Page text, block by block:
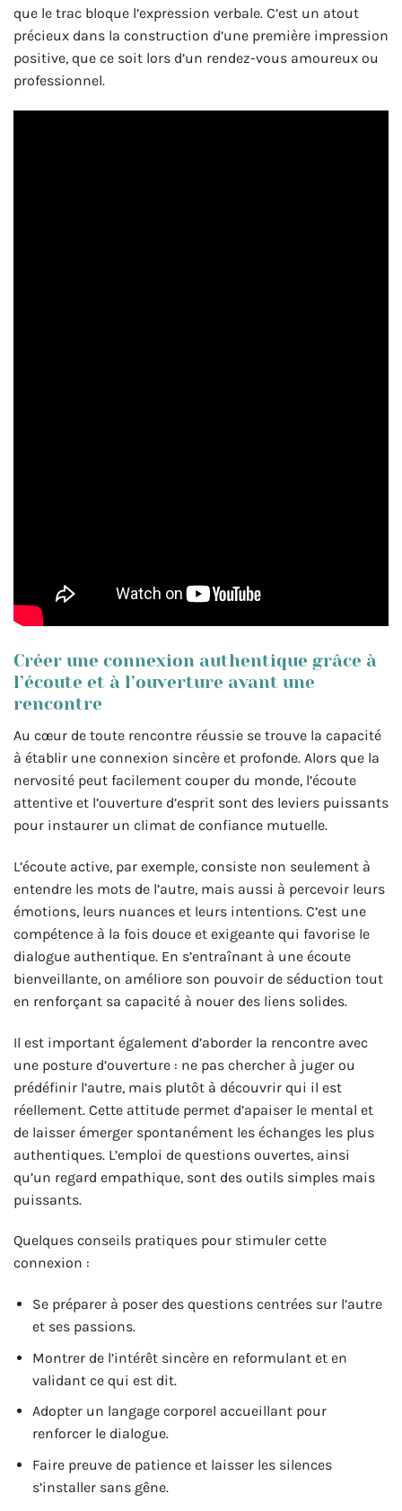
que le trac bloque l’expression verbale. C’est un atout
précieux dans la construction d’une première impression
positive, que ce soit lors d’un rendez-vous amoureux ou
professionnel.
Créer une connexion authentique grâce à
l’écoute et à l’ouverture avant une
rencontre
Au cœur de toute rencontre réussie se trouve la capacité
à établir une connexion sincère et profonde. Alors que la
nervosité peut facilement couper du monde, l’écoute
attentive et l’ouverture d’esprit sont des leviers puissants
pour instaurer un climat de confiance mutuelle.
L’écoute active, par exemple, consiste non seulement à
entendre les mots de l’autre, mais aussi à percevoir leurs
émotions, leurs nuances et leurs intentions. C’est une
compétence à la fois douce et exigeante qui favorise le
dialogue authentique. En s’entraînant à une écoute
bienveillante, on améliore son pouvoir de séduction tout
en renforçant sa capacité à nouer des liens solides.
Il est important également d’aborder la rencontre avec
une posture d’ouverture : ne pas chercher à juger ou
prédéfinir l’autre, mais plutôt à découvrir qui il est
réellement. Cette attitude permet d’apaiser le mental et
de laisser émerger spontanément les échanges les plus
authentiques. L’emploi de questions ouvertes, ainsi
qu’un regard empathique, sont des outils simples mais
puissants.
Quelques conseils pratiques pour stimuler cette
connexion :
Se préparer à poser des questions centrées sur l’autre
et ses passions.
Montrer de l’intérêt sincère en reformulant et en
validant ce qui est dit.
Adopter un langage corporel accueillant pour
renforcer le dialogue.
Faire preuve de patience et laisser les silences
s’installer sans gêne.